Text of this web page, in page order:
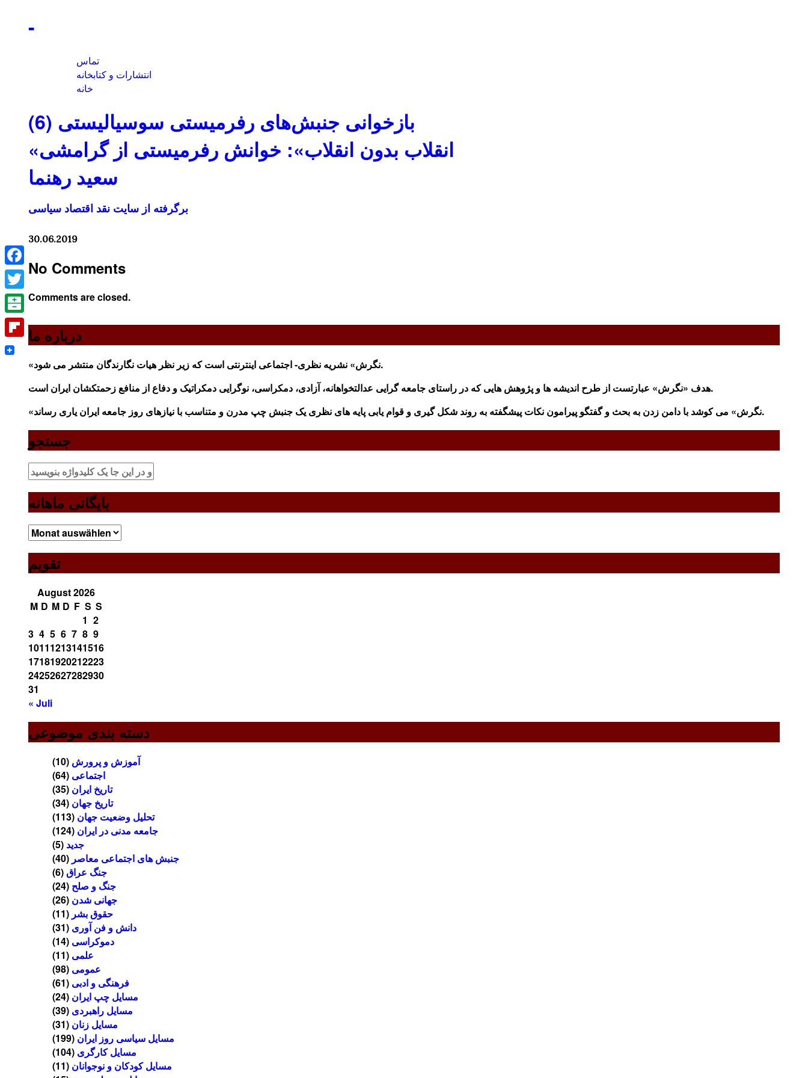
-
تماس
انتشارات و کتابخانه
خانه
بازخوانی جنبش‌های رفرمیستی سوسیالیستی (6)
«انقلاب بدون انقلاب»: خوانش رفرمیستی از گرامشی
سعید رهنما
برگرفته از سایت نقد اقتصاد سیاسی
30.06.2019
No Comments
Comments are closed.
درباره ما
«نگرش» نشریه نظری- اجتماعی اینترنتی است که زير نظر هيات نگارندگان منتشر می شود.
هدف «نگرش» عبارتست از طرح انديشه ها و پژوهش هايی که در راستای جامعه گرايی عدالتخواهانه، آزادی، دمکراسی، نوگرايی دمکراتيک و دفاع از منافع زحمتکشان ايران است.
«نگرش» می کوشد با دامن زدن به بحث و گفتگو پيرامون نکات پیشگفته به روند شکل گيری و قوام يابی پايه های نظری يک جنبش چپ مدرن و متناسب با نيازهای روز جامعه ايران ياری رساند.
جستجو
بایگانی ماهانه
بایگانی
ماهانه
تقویم
August 2026
M D M D F S S
1 2
3 4 5 6 7 8 9
10111213141516
17181920212223
24252627282930
31
« Juli
دسته بندی موضوعی
آموزش و پرورش (10)
اجتماعی (64)
تاریخ ایران (35)
تاریخ جهان (34)
تحلیل وضعیت جهان (113)
جامعه مدنی در ایران (124)
جدید (5)
جنبش های اجتماعی معاصر (40)
جنگ عراق(6)
جنگ و صلح (24)
جهانی شدن (26)
حقوق بشر (11)
دانش و فن آوری (31)
دموکراسی (14)
علمی (11)
عمومی (98)
فرهنگی و ادبی (61)
مسایل چپ ایران (24)
مسایل راهبردی (39)
مسایل زنان (31)
مسایل سیاسی روز ایران (199)
مسایل کارگری (104)
مسایل کودکان و نوجوانان (11)
Facebook
Twitter
Balatarin
Flipboard